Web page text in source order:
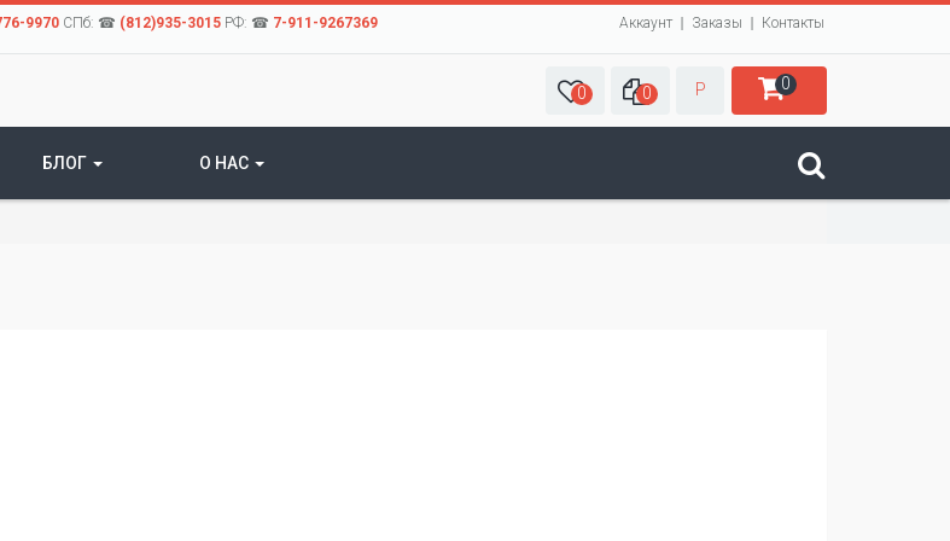
9970СПб: ☎ (812)935-3015РФ: ☎ 7-911-9267369 Аккаунт Заказы Контакты
0 0 Р 0
БЛОГ О НАС